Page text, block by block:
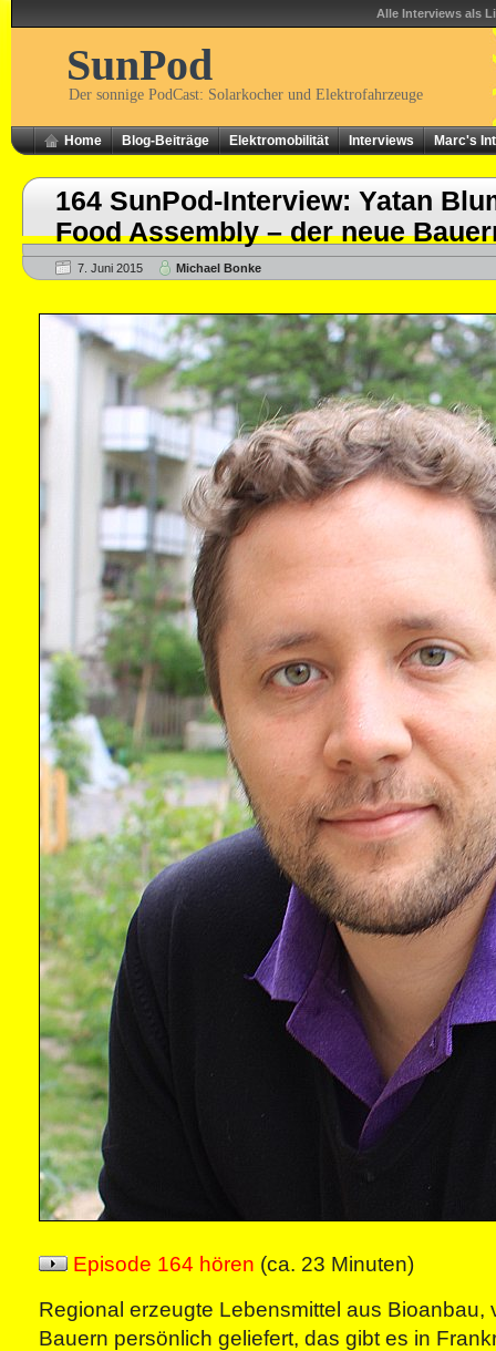
Alle Interviews als
SunPod
Der sonnige PodCast: Solarkocher und Elektrofahrzeuge
Home Blog-Beiträge Elektromobilität Interviews Marc's
164 SunPod-Interview: Yatan
Food Assembly – der neue
7. Juni 2015 Michael Bonke
Episode 164 hören (ca. 23 Minuten)
Regional erzeugte Lebensmittel aus Bioanbau,
Bauern persönlich geliefert, das gibt es in